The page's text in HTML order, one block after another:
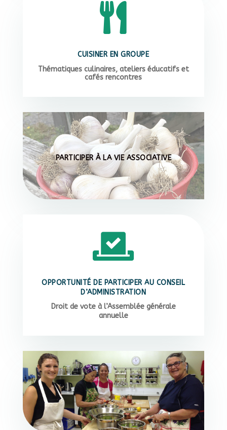

CUISINER EN GROUPE
Thématiques culinaires, ateliers éducatifs et
cafés rencontres
PARTICIPER À LA VIE ASSOCIATIVE

OPPORTUNITÉ DE PARTICIPER AU CONSEIL
D’ADMINISTRATION
Droit de vote à l’Assemblée générale
annuelle